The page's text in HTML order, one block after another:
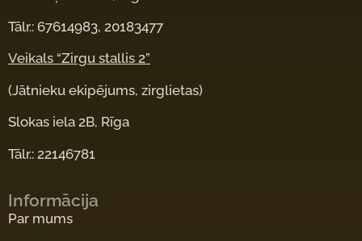
Tālr.: 67614983, 20183477
Veikals “Zirgu stallis 2”
(Jātnieku ekipējums, zirglietas)
Slokas iela 2B, Rīga
Tālr.: 22146781
Informācija
Par mums